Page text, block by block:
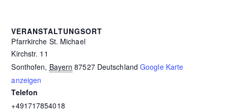
VERANSTALTUNGSORT
Pfarrkirche St. Michael
Kirchstr. 11
Sonthofen, Bayern 87527 Deutschland Google Karte
anzeigen
Telefon
+491717854018